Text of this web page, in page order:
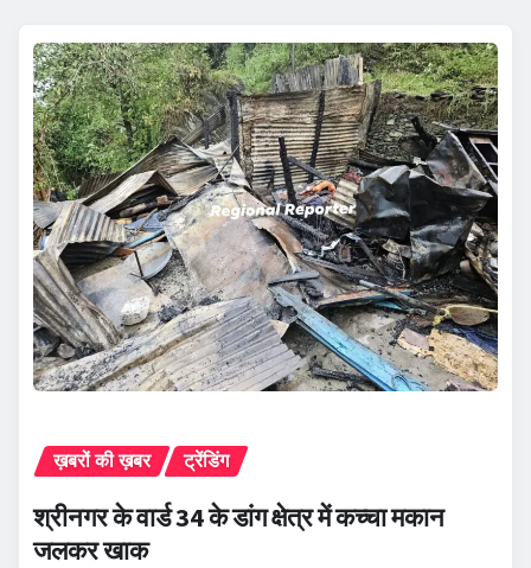
ख़बरों की ख़बर ट्रेंडिंग
श्रीनगर के वार्ड 34 के डांग क्षेत्र में कच्चा मकान
जलकर खाक